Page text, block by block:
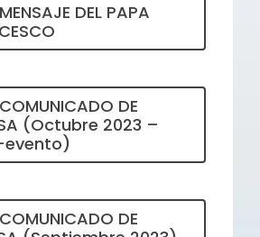
DEL PAPA
DE
(Octubre 2023 –
DE